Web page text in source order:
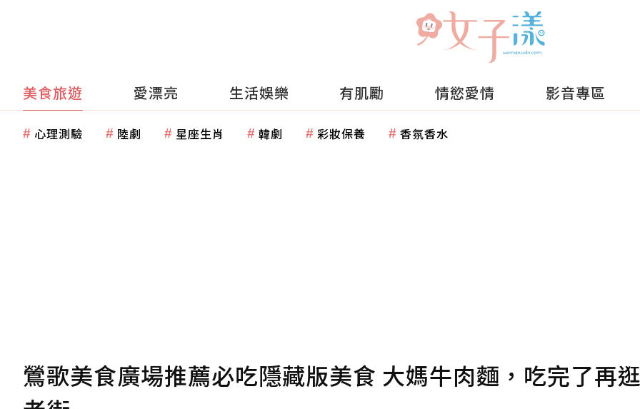
美食旅遊 愛漂亮 生活娛樂 有肌勵 情慾愛情 影音專區
心理測驗 陸劇 星座生肖 韓劇 彩妝保養 香氛香水
鶯歌美食廣場推薦必吃隱藏版美食 大媽牛肉麵，吃完了再